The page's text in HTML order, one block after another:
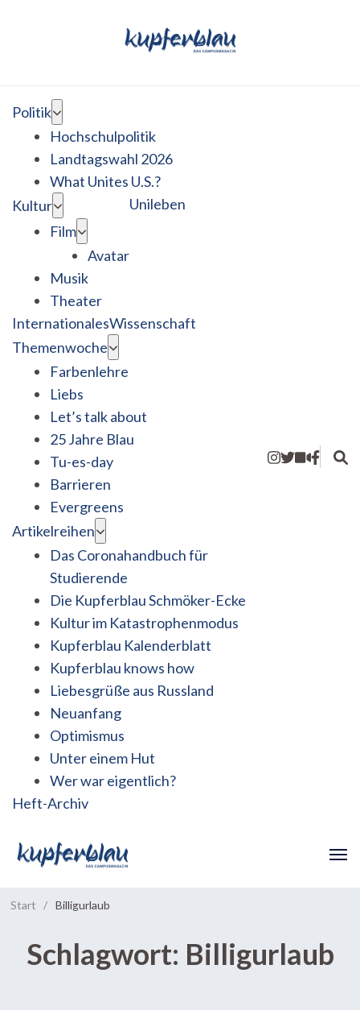
Politik
Hochschulpolitik
Landtagswahl 2026
What Unites U.S.?
Kultur
Film
Avatar
Musik
Theater
Unileben
InternationalesWissenschaft
Themenwoche
Farbenlehre
Liebs
Let’s talk about
25 Jahre Blau
Tu-es-day
Barrieren
Evergreens
Artikelreihen
Das Coronahandbuch für
Studierende
Die Kupferblau Schmöker-Ecke
Kultur im Katastrophenmodus
Kupferblau Kalenderblatt
Kupferblau knows how
Liebesgrüße aus Russland
Neuanfang
Optimismus
Unter einem Hut
Wer war eigentlich?
Heft-Archiv
Start / Billigurlaub
Schlagwort: Billigurlaub